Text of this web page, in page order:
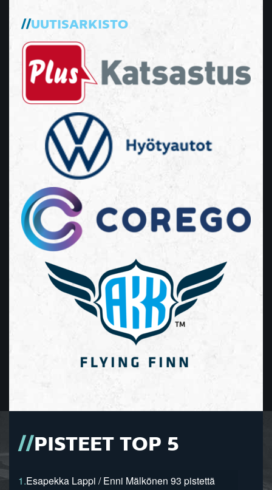
UUTISARKISTO
PISTEET TOP 5
1.Esapekka Lappi / Enni Mälkönen 93 pistettä